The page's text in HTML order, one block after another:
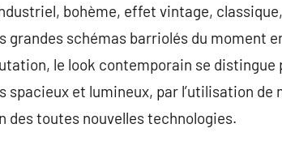
bohème, effet vintage,
grandes schémas barriolés du moment
le look contemporain se distingue
spacieux et lumineux, par l’utilisation de
des toutes nouvelles technologies.